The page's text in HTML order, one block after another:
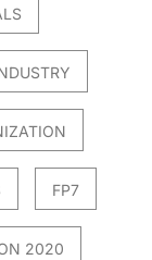
FP7
2020